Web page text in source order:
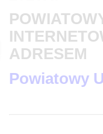
ADRESEM
Powiatowy